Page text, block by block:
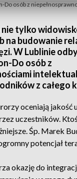
Do osób z
tylko
na budowanie
W Lublinie
Do osób z
z całego
oceniają jakość
uczestników.
Śp. Marek
potencjał
okazję do